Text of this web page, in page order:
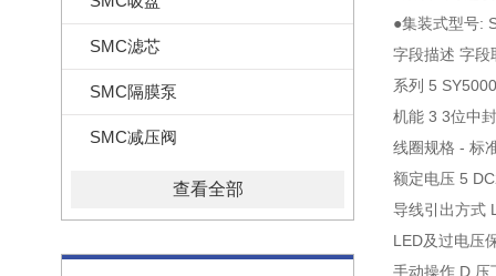
SMC滤芯
SMC隔膜泵
SMC减压阀
查看全部
●集装式型号:
字段描述 字段
系列 5 SY5000
机能 3 3位中
线圈规格 - 标
额定电压 5
导线引出方式
LED及过电压
手动操作 D 压